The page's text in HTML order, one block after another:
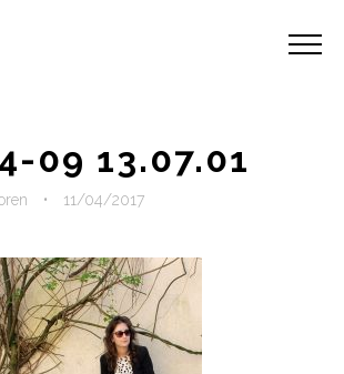
09 13.07.01
• 11/04/2017